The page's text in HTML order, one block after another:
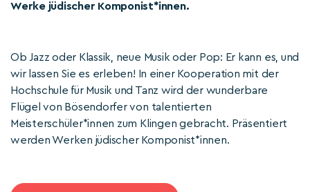
Werke jüdischer Komponist*innen.
Ob Jazz oder Klassik, neue Musik oder Pop: Er kann es, und
wir lassen Sie es erleben! In einer Kooperation mit der
Hochschule für Musik und Tanz wird der wunderbare
Flügel von Bösendorfer von talentierten
Meisterschüler*innen zum Klingen gebracht. Präsentiert
werden Werken jüdischer Komponist*innen.